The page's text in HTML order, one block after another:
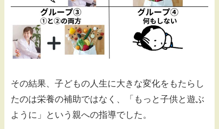
その結果、子どもの人生に大きな変化をもたらし
たのは栄養の補助ではなく、「もっと子供と遊ぶ
ように」という親への指導でした。